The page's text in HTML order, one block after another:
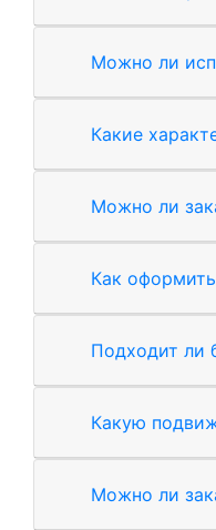
Можно ли
Какие
Можно ли
Как
Подходит ли
Какую
Можно ли